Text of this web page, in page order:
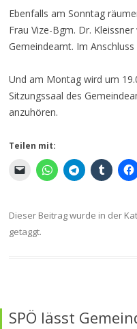
Ebenfalls am Sonntag
Frau Vize-Bgm. Dr.
Gemeindeamt. Im
Und am Montag wird um
Sitzungssaal des
anzuhören.
Teilen mit:
Dieser Beitrag wurde in der
getaggt.
SPÖ lässt